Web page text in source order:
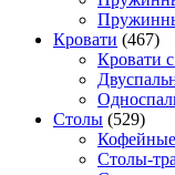
Кровати (467)
Кровати
Столы (529)
Столы-